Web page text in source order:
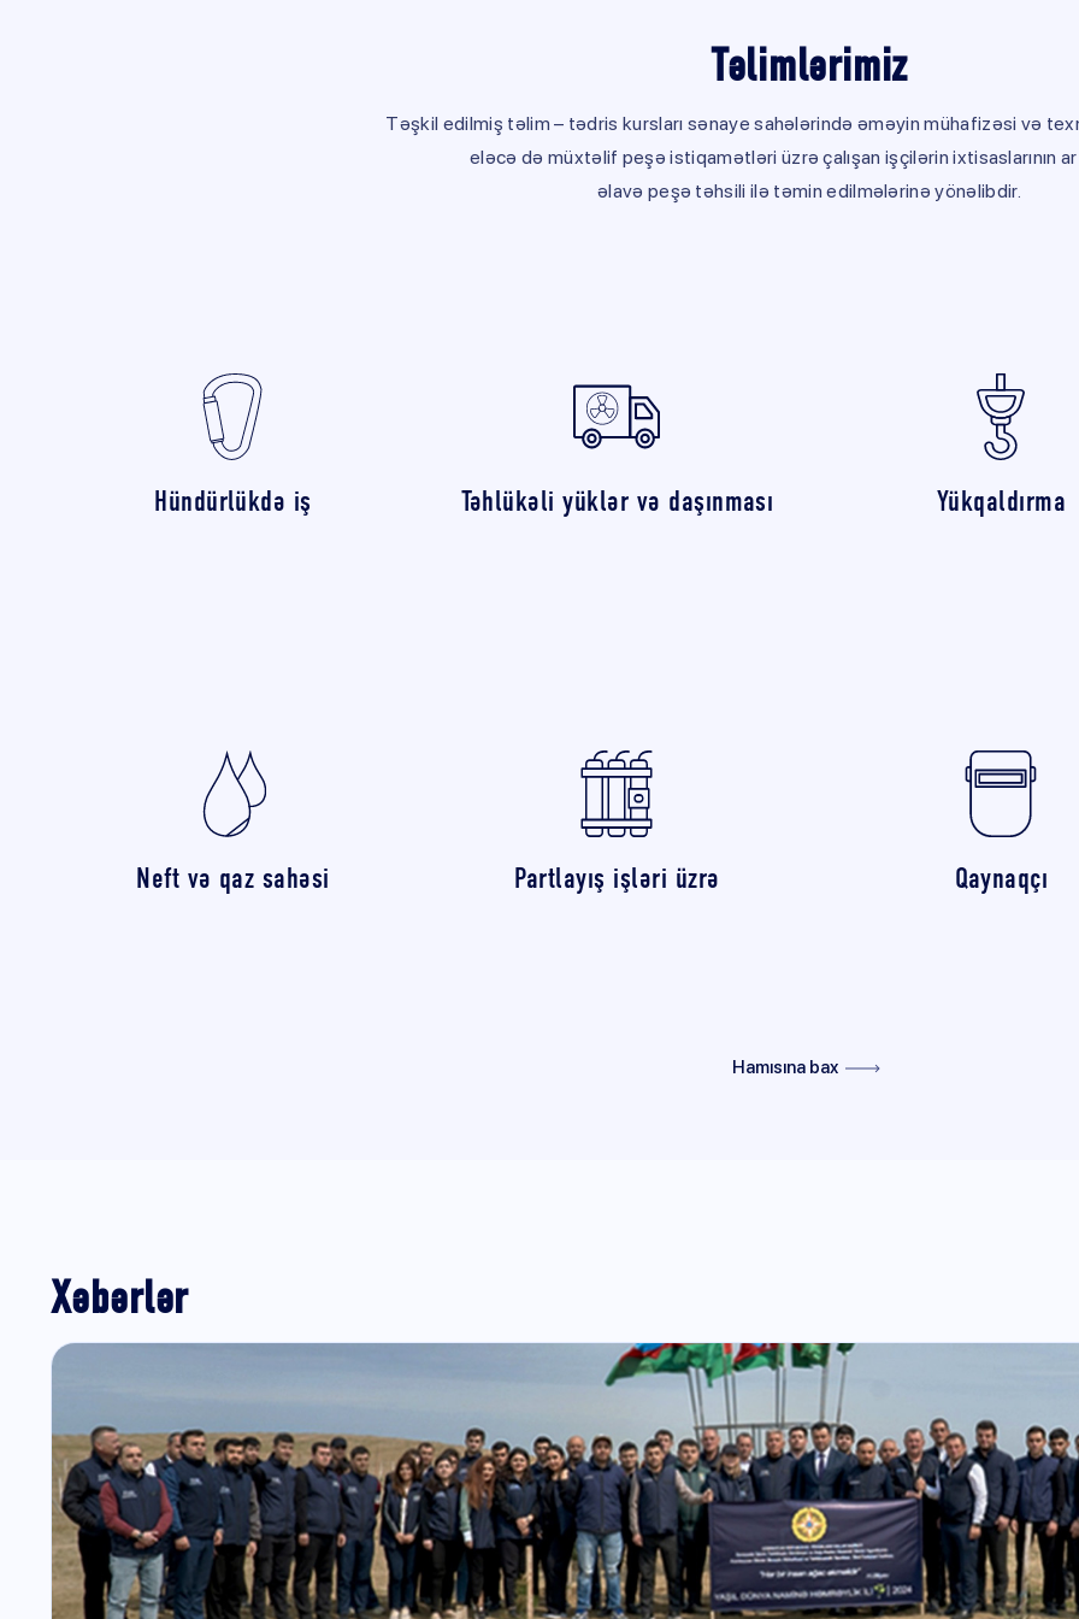
Təlimlərimiz
Təşkil edilmiş təlim – tədris kursları sənaye sahələrində əməyin mühafizəsi və
eləcə də müxtəlif peşə istiqamətləri üzrə çalışan işçilərin ixtisaslarının
əlavə peşə təhsili ilə təmin edilmələrinə yönəlibdir.
Hündürlükdə iş Təhlükəli yüklər və daşınması Yükqaldırma
Neft və qaz sahəsi Partlayış işləri üzrə Qaynaqçı
Hamısına bax
Xəbərlər